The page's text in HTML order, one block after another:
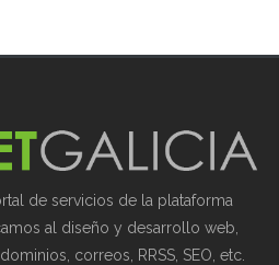
de servicios de la plataforma
al diseño y desarrollo web,
correos, RRSS, SEO, etc.